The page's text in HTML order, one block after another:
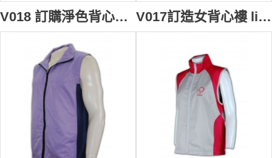
V018 訂購淨色背心褸 訂購團體背心外套款式 自製職業背心 背心供應商 V017訂造女背心褸 life vests tactical vest 來樣訂購團體背心外套 背心批發商HK